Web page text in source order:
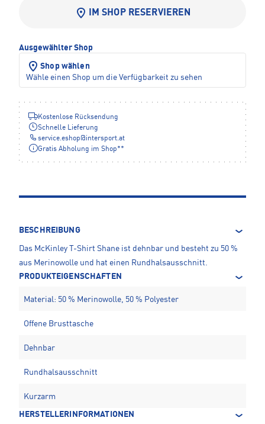
IM SHOP RESERVIEREN
Ausgewählter Shop
Shop wählen
Wähle einen Shop um die Verfügbarkeit zu sehen
Kostenlose Rücksendung
Schnelle Lieferung
service.eshop@intersport.at
Gratis Abholung im Shop**
BESCHREIBUNG
Das McKinley T-Shirt Shane ist dehnbar und besteht zu 50 %
aus Merinowolle und hat einen Rundhalsausschnitt.
PRODUKTEIGENSCHAFTEN
Material: 50 % Merinowolle, 50 % Polyester
Offene Brusttasche
Dehnbar
Rundhalsausschnitt
Kurzarm
HERSTELLERINFORMATIONEN